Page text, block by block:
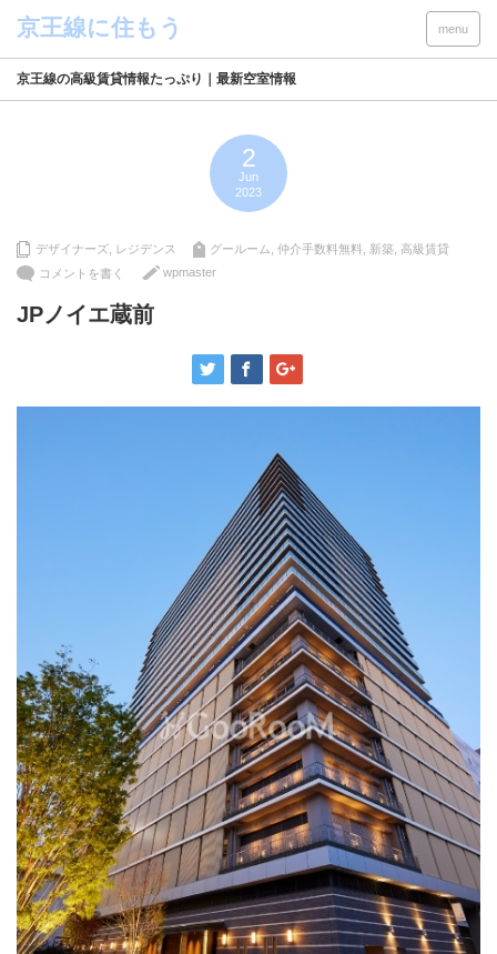
menu
京王線の高級賃貸情報たっぷり｜最新空室情報
2
Jun
2023
デザイナーズ レジデンス グールーム 仲介手数料無料 新築 高級賃貸
コメントを書く
wpmaster
JPノイエ蔵前